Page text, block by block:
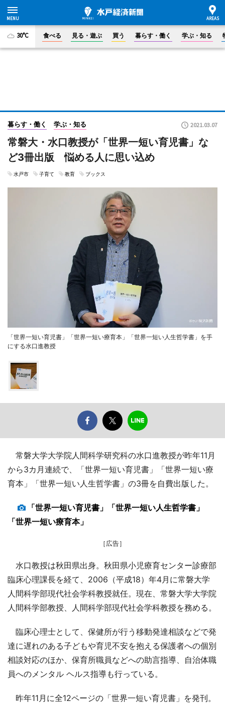
30°C 食べる 見る・遊ぶ 買う 暮らす・働く 学ぶ・知る
暮らす・働く 学ぶ・知る 2021.03.07
常磐大・水口教授が「世界一短い育児書」な
ど3冊出版 悩める人に思い込め
水戸市 子育て 教育 ブックス
「世界一短い育児書」「世界一短い療育本」「世界一短い人生哲学書」を手
にする水口進教授
常磐大学大学院人間科学研究科の水口進教授が昨年11月
から3カ月連続で、「世界一短い育児書」「世界一短い療
育本」「世界一短い人生哲学書」の3冊を自費出版した。
「世界一短い育児書」「世界一短い人生哲学書」
「世界一短い療育本」
［広告］
水口教授は秋田県出身。秋田県小児療育センター診療部
臨床心理課長を経て、2006（平成18）年4月に常磐大学
人間科学部現代社会学科教授就任。現在、常磐大学大学院
人間科学部教授、人間科学部現代社会学科教授を務める。
臨床心理士として、保健所が行う移動発達相談などで発
達に遅れのある子どもや育児不安を抱える保護者への個別
相談対応のほか、保育所職員などへの助言指導、自治体職
員へのメンタル ヘルス指導も行っている。
昨年11月に全12ページの「世界一短い育児書」を発刊。